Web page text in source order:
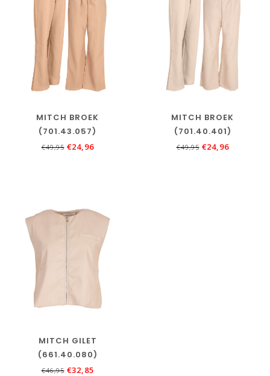
MITCH BROEK
(701.43.057)
€49,95 €24,96
MITCH BROEK
(701.40.401)
€49,95 €24,96
MITCH GILET
(661.40.080)
€46,95 €32,85